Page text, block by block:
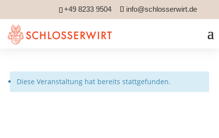
+49 8233 9504 info@schlosserwirt.de
Diese Veranstaltung hat bereits stattgefunden.